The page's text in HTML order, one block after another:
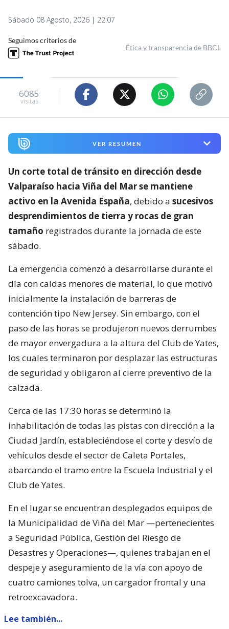
Sábado 08 Agosto, 2026 | 22:07
Seguimos criterios de
Ética y transparencia de BBCL
6085
visitas
VER RESUMEN
Un corte total de tránsito en dirección desde
Valparaíso hacia Viña del Mar se mantiene
activo en la Avenida España, debido a sucesivos
desprendimientos de tierra y rocas de gran
tamaño registrados durante la jornada de este
sábado.
La emergencia comenzó a desarrollarse durante el
día con caídas menores de material, lo que motivó
inicialmente la instalación de barreras de
contención tipo New Jersey. Sin embargo, con el
paso de las horas se produjeron nuevos derrumbes
de mayor envergadura a la altura del Club de Yates,
los cuales terminaron por desplazar las estructuras
de seguridad y obligaron al cierre preventivo de la
calzada.
Cerca de las 17:30 horas se determinó la
inhabilitación de todas las pistas con dirección a la
Ciudad Jardín, estableciéndose el corte y desvío de
vehículos desde el sector de Caleta Portales,
abarcando el tramo entre la Escuela Industrial y el
Club de Yates.
En el lugar se encuentran desplegados equipos de
la Municipalidad de Viña del Mar —pertenecientes
a Seguridad Pública, Gestión del Riesgo de
Desastres y Operaciones—, quienes trabajan en el
despeje y aseguramiento de la vía con apoyo de
cuatro camiones tolva, un cargador frontal y una
retroexcavadora.
Lee también...